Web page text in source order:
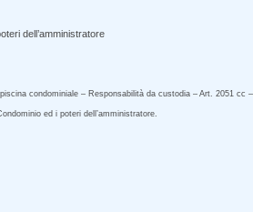
dell’amministratore
condominiale – Responsabilità da custodia – Art. 2051
ed i poteri dell’amministratore.